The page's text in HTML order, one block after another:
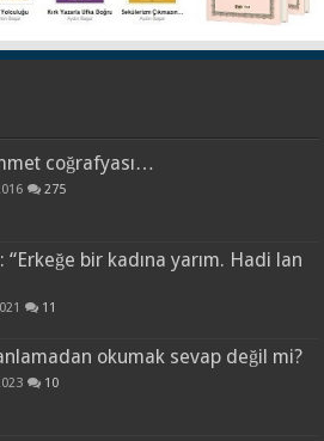
coğrafyası…
275
“Erkeğe bir kadına yarım. Hadi lan
11
anlamadan okumak sevap değil mi?
10